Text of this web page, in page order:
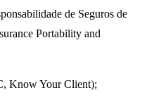
de Seguros de
Portability and
Know Your Client);